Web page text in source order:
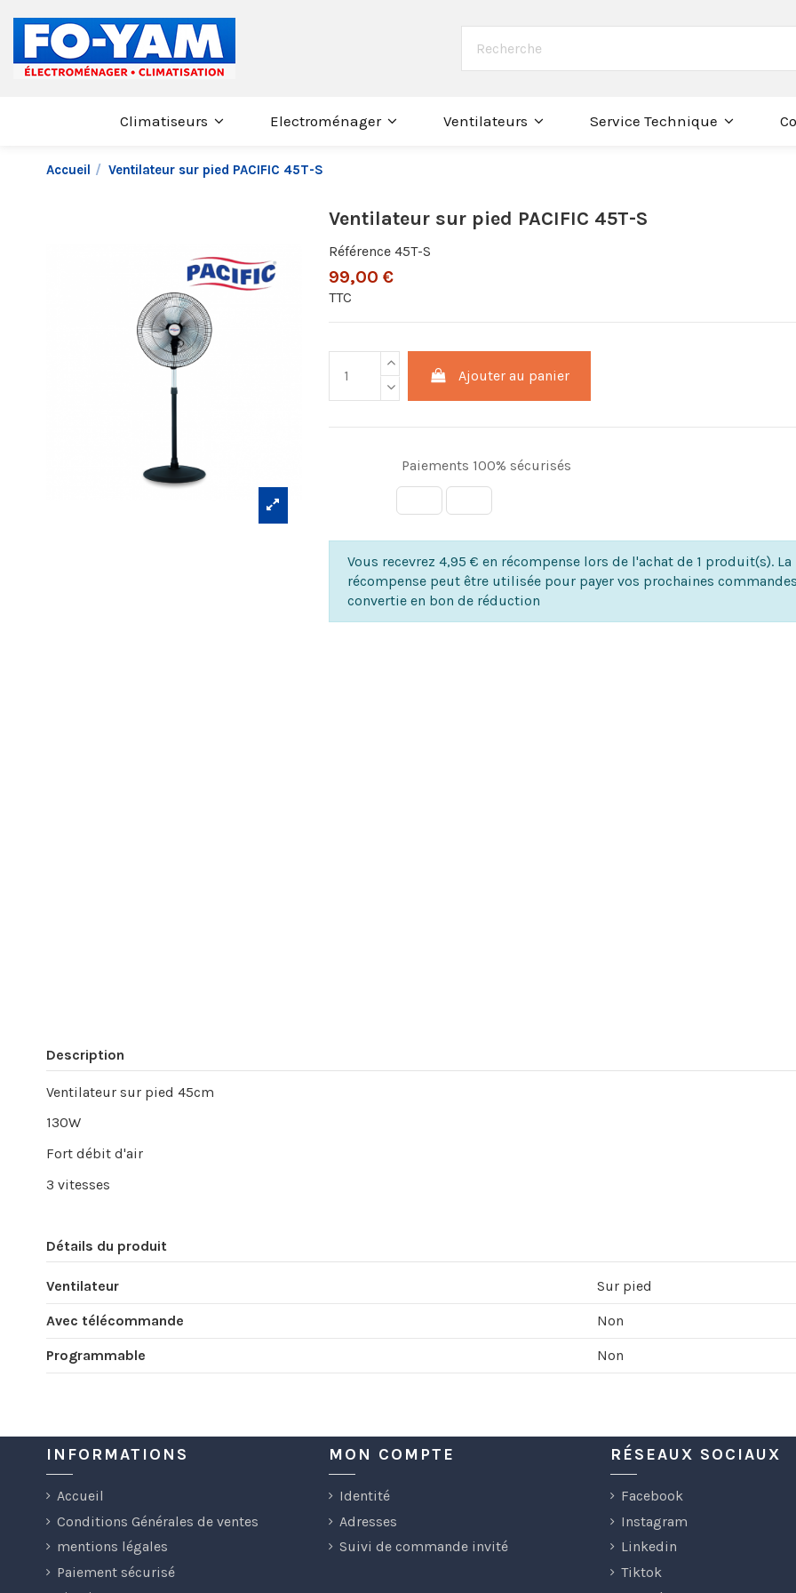
Climatiseurs Electroménager Ventilateurs Service Technique
Accueil Ventilateur sur pied PACIFIC 45T-S
Ventilateur sur pied PACIFIC 45T-S
Référence 45T-S
99,00 €
TTC
Ajouter au panier
Paiements 100% sécurisés
Vous recevrez 4,95 € en récompense lors de l'achat de 1 produit(s). La
récompense peut être utilisée pour payer vos prochaines
convertie en bon de réduction
Description
Ventilateur sur pied 45cm
130W
Fort débit d'air
3 vitesses
Détails du produit
Ventilateur Sur pied
Avec télécommande Non
Programmable Non
INFORMATIONS
Accueil
Conditions Générales de ventes
mentions légales
Paiement sécurisé
MON COMPTE
Identité
Adresses
Suivi de commande invité
RÉSEAUX SOCIAUX
Facebook
Instagram
Linkedin
Tiktok